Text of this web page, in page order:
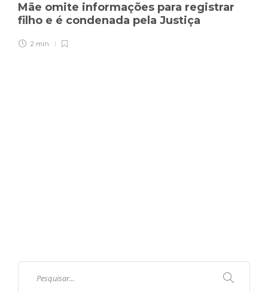
Mãe omite informações para registrar
filho e é condenada pela Justiça
2 min